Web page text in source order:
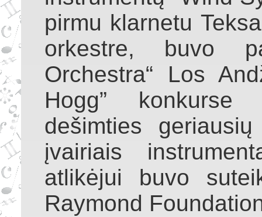
pirmu klarnetu
orkestre, buvo
Orchestra“ Los
Hogg”
dešimties
įvairiais
atlikėjui buvo
Raymond